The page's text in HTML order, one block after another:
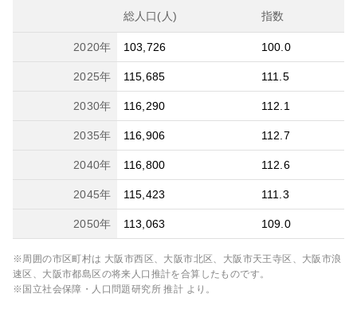
総人口(人) 指数
2020年 103,726 100.0
2025年 115,685 111.5
2030年 116,290 112.1
2035年 116,906 112.7
2040年 116,800 112.6
2045年 115,423 111.3
2050年 113,063 109.0
※周囲の市区町村は 大阪市西区、大阪市北区、大阪市天王寺区、大阪市浪
速区、大阪市都島区の将来人口推計を合算したものです。
※国立社会保障・人口問題研究所 推計 より。